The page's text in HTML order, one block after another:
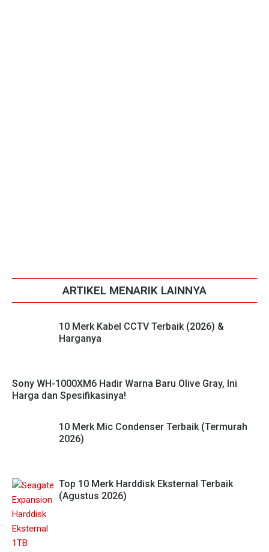
ARTIKEL MENARIK LAINNYA
10 Merk Kabel CCTV Terbaik (2026) &
Harganya
Sony WH-1000XM6 Hadir Warna Baru Olive Gray, Ini
Harga dan Spesifikasinya!
10 Merk Mic Condenser Terbaik (Termurah
2026)
Top 10 Merk Harddisk Eksternal Terbaik
(Agustus 2026)